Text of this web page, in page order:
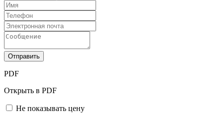
Отправить
PDF
Открыть в PDF
Не показывать цену